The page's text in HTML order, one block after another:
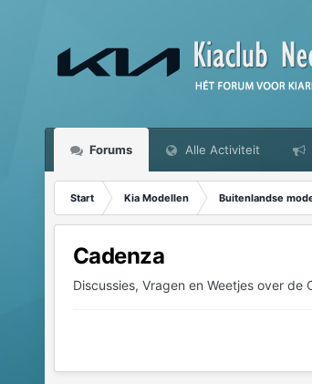
Forums Alle Activiteit
Start Kia Modellen Buitenlandse
Cadenza
Discussies, Vragen en Weetjes over